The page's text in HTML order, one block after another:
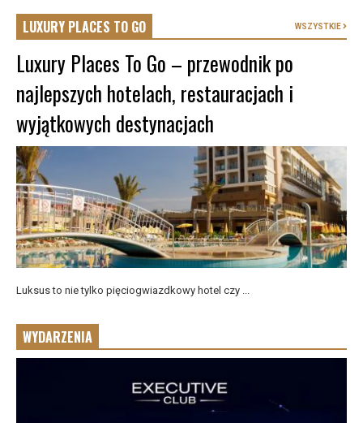
LUXURY PLACES TO GO WSZYSTKIE
Luxury Places To Go – przewodnik po
najlepszych hotelach, restauracjach i
wyjątkowych destynacjach
Luksus to nie tylko pięciogwiazdkowy hotel czy ...
WYDARZENIA